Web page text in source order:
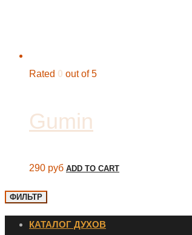
Rated 0 out of 5
Gumin
290 руб ADD TO CART
ФИЛЬТР
КАТАЛОГ ДУХОВ